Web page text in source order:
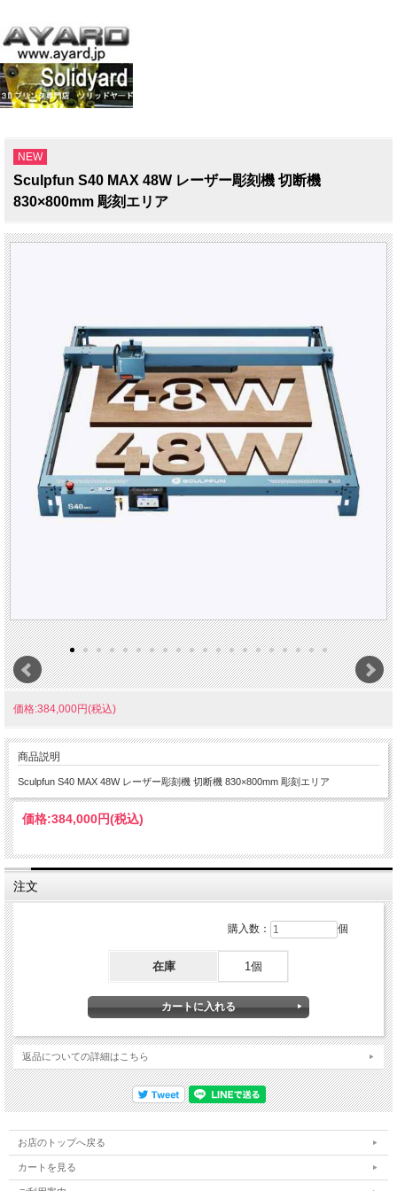
NEW
Sculpfun S40 MAX 48W レーザー彫刻機 切断機
830×800mm 彫刻エリア
価格:384,000円(税込)
商品説明
Sculpfun S40 MAX 48W レーザー彫刻機 切断機 830×800mm 彫刻エリア
価格:384,000円(税込)
注文
購入数： 個
在庫 1個
返品についての詳細はこちら
お店のトップへ戻る
カートを見る